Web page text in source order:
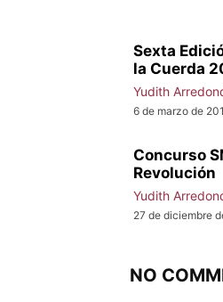
Sexta
la Cuerda
Yudith
6 de marzo de
Concurso
Revolución
Yudith
27 de diciembre
NO